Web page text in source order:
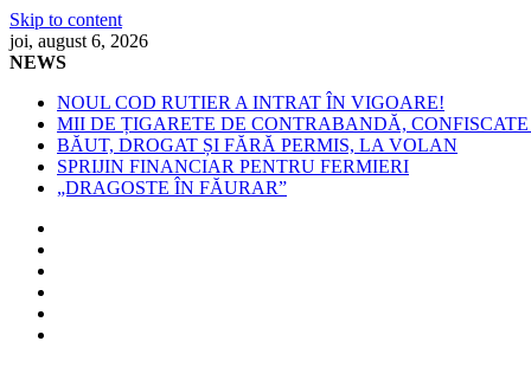
Skip to content
joi, august 6, 2026
NEWS
NOUL COD RUTIER A INTRAT ÎN VIGOARE!
MII DE ȚIGARETE DE CONTRABANDĂ,
BĂUT, DROGAT ȘI FĂRĂ PERMIS, LA VOLAN
SPRIJIN FINANCIAR PENTRU FERMIERI
„DRAGOSTE ÎN FĂURAR”